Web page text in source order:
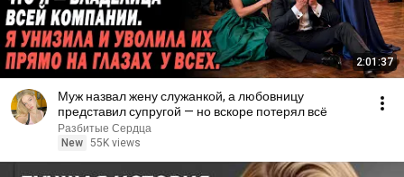
2:01:37
Муж назвал жену служанкой, а любовницу
представил супругой — но вскоре потерял всё
Разбитые Сердца
New 55K views